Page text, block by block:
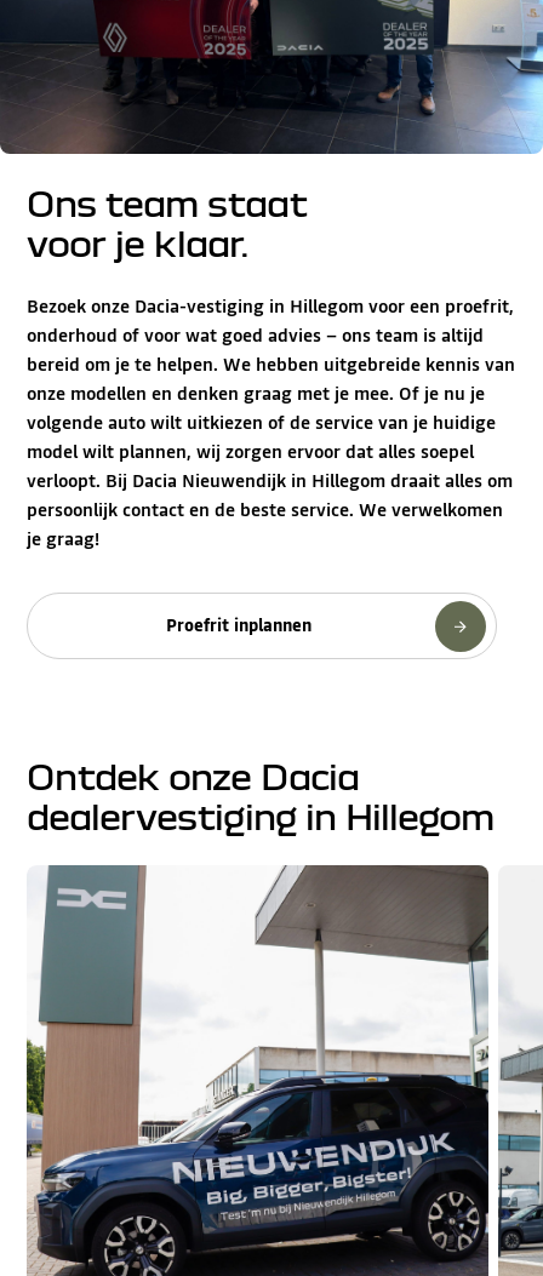
Ons team staat
voor je klaar.
Bezoek onze Dacia-vestiging in Hillegom voor een proefrit,
onderhoud of voor wat goed advies – ons team is altijd
bereid om je te helpen. We hebben uitgebreide kennis van
onze modellen en denken graag met je mee. Of je nu je
volgende auto wilt uitkiezen of de service van je huidige
model wilt plannen, wij zorgen ervoor dat alles soepel
verloopt. Bij Dacia Nieuwendijk in Hillegom draait alles om
persoonlijk contact en de beste service. We verwelkomen
je graag!
Proefrit inplannen
Ontdek onze Dacia
dealervestiging in Hillegom